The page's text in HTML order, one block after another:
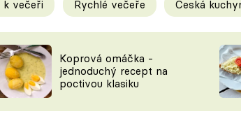
Tipy a triky
KAM ZA JÍDLEM
VYCHYTÁVKY
k večeři Rychlé večeře Česká
Koprová omáčka -
jednoduchý recept na
poctivou klasiku